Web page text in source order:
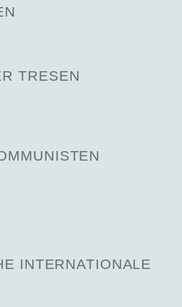
TRESEN
INTERNATIONALE